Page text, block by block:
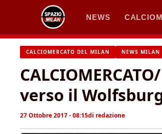
contenuto
NEWS
CALCIOMERCATO DEL MILAN NEWS MILAN
verso il
27 Ottobre 2017 - 08:15di redazione